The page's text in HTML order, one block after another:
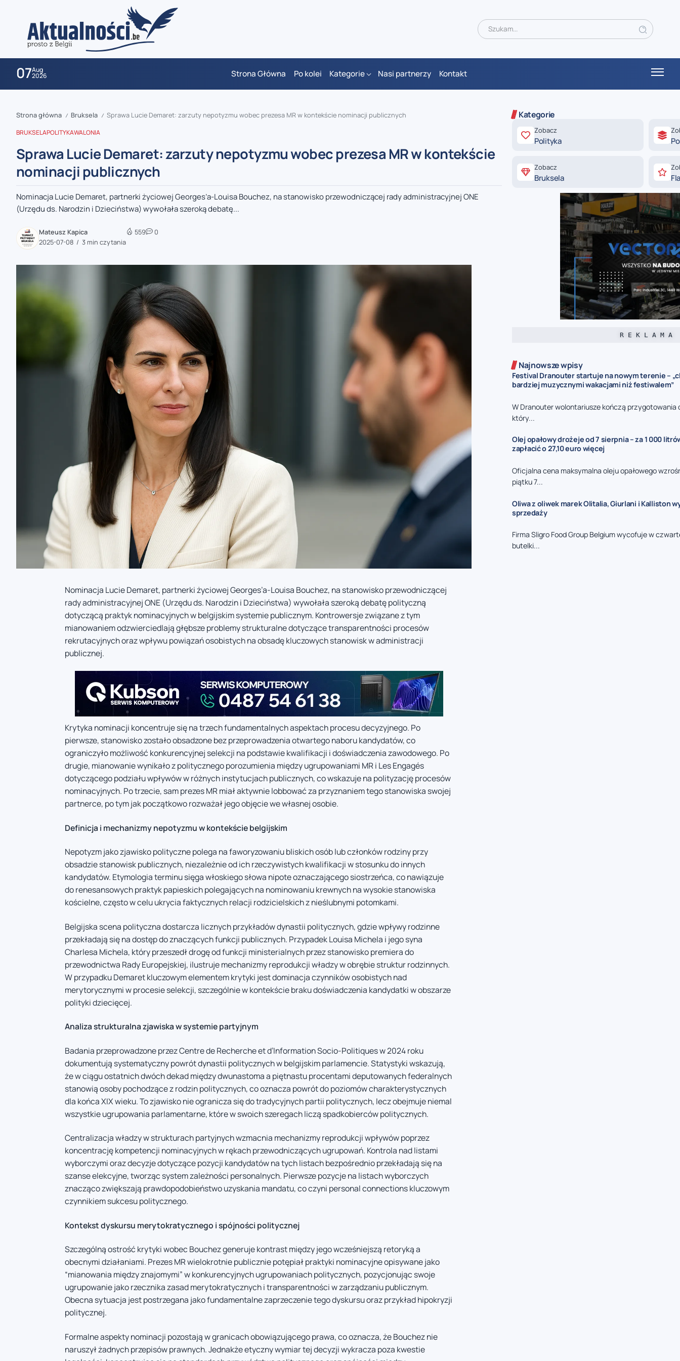
07Aug
2026 Strona Główna Po kolei Kategorie Nasi partnerzy Kontakt
zaobserwuj nas
zaobserwuj nas
zaobserwuj nas
zaobserwuj nas
Strona główna / Bruksela / Sprawa Lucie Demaret: zarzuty nepotyzmu wobec prezesa MR w kontekście nominacji publicznych
BRUKSELAPOLITYKAWALONIA
Sprawa Lucie Demaret: zarzuty nepotyzmu wobec prezesa MR w kontekście
nominacji publicznych
Nominacja Lucie Demaret, partnerki życiowej Georges’a-Louisa Bouchez, na stanowisko przewodniczącej rady administracyjnej ONE
(Urzędu ds. Narodzin i Dzieciństwa) wywołała szeroką debatę...
Mateusz Kapica
2025-07-08
3 min czytania
559 0
Nominacja Lucie Demaret, partnerki życiowej Georges’a-Louisa Bouchez, na stanowisko przewodniczącej
rady administracyjnej ONE (Urzędu ds. Narodzin i Dzieciństwa) wywołała szeroką debatę polityczną
dotyczącą praktyk nominacyjnych w belgijskim systemie publicznym. Kontrowersje związane z tym
mianowaniem odzwierciedlają głębsze problemy strukturalne dotyczące transparentności procesów
rekrutacyjnych oraz wpływu powiązań osobistych na obsadę kluczowych stanowisk w administracji
publicznej.
Krytyka nominacji koncentruje się na trzech fundamentalnych aspektach procesu decyzyjnego. Po
pierwsze, stanowisko zostało obsadzone bez przeprowadzenia otwartego naboru kandydatów, co
ograniczyło możliwość konkurencyjnej selekcji na podstawie kwalifikacji i doświadczenia zawodowego. Po
drugie, mianowanie wynikało z politycznego porozumienia między ugrupowaniami MR i Les Engagés
dotyczącego podziału wpływów w różnych instytucjach publicznych, co wskazuje na polityzację procesów
nominacyjnych. Po trzecie, sam prezes MR miał aktywnie lobbować za przyznaniem tego stanowiska swojej
partnerce, po tym jak początkowo rozważał jego objęcie we własnej osobie.
Definicja i mechanizmy nepotyzmu w kontekście belgijskim
Nepotyzm jako zjawisko polityczne polega na faworyzowaniu bliskich osób lub członków rodziny przy
obsadzie stanowisk publicznych, niezależnie od ich rzeczywistych kwalifikacji w stosunku do innych
kandydatów. Etymologia terminu sięga włoskiego słowa nipote oznaczającego siostrzeńca, co nawiązuje
do renesansowych praktyk papieskich polegających na nominowaniu krewnych na wysokie stanowiska
kościelne, często w celu ukrycia faktycznych relacji rodzicielskich z nieślubnymi potomkami.
Belgijska scena polityczna dostarcza licznych przykładów dynastii politycznych, gdzie wpływy rodzinne
przekładają się na dostęp do znaczących funkcji publicznych. Przypadek Louisa Michela i jego syna
Charlesa Michela, który przeszedł drogę od funkcji ministerialnych przez stanowisko premiera do
przewodnictwa Rady Europejskiej, ilustruje mechanizmy reprodukcji władzy w obrębie struktur rodzinnych.
W przypadku Demaret kluczowym elementem krytyki jest dominacja czynników osobistych nad
merytorycznymi w procesie selekcji, szczególnie w kontekście braku doświadczenia kandydatki w obszarze
polityki dziecięcej.
Analiza strukturalna zjawiska w systemie partyjnym
Badania przeprowadzone przez Centre de Recherche et d’Information Socio-Politiques w 2024 roku
dokumentują systematyczny powrót dynastii politycznych w belgijskim parlamencie. Statystyki wskazują,
że w ciągu ostatnich dwóch dekad między dwunastoma a piętnastu procentami deputowanych federalnych
stanowią osoby pochodzące z rodzin politycznych, co oznacza powrót do poziomów charakterystycznych
dla końca XIX wieku. To zjawisko nie ogranicza się do tradycyjnych partii politycznych, lecz obejmuje niemal
wszystkie ugrupowania parlamentarne, które w swoich szeregach liczą spadkobierców politycznych.
Centralizacja władzy w strukturach partyjnych wzmacnia mechanizmy reprodukcji wpływów poprzez
koncentrację kompetencji nominacyjnych w rękach przewodniczących ugrupowań. Kontrola nad listami
wyborczymi oraz decyzje dotyczące pozycji kandydatów na tych listach bezpośrednio przekładają się na
szanse elekcyjne, tworząc system zależności personalnych. Pierwsze pozycje na listach wyborczych
znacząco zwiększają prawdopodobieństwo uzyskania mandatu, co czyni personal connections kluczowym
czynnikiem sukcesu politycznego.
Kontekst dyskursu merytokratycznego i spójności politycznej
Szczególną ostrość krytyki wobec Bouchez generuje kontrast między jego wcześniejszą retoryką a
obecnymi działaniami. Prezes MR wielokrotnie publicznie potępiał praktyki nominacyjne opisywane jako
“mianowania między znajomymi” w konkurencyjnych ugrupowaniach politycznych, pozycjonując swoje
ugrupowanie jako rzecznika zasad merytokratycznych i transparentności w zarządzaniu publicznym.
Obecna sytuacja jest postrzegana jako fundamentalne zaprzeczenie tego dyskursu oraz przykład hipokryzji
politycznej.
Formalne aspekty nominacji pozostają w granicach obowiązującego prawa, co oznacza, że Bouchez nie
naruszył żadnych przepisów prawnych. Jednakże etyczny wymiar tej decyzji wykracza poza kwestie
Kategorie
Zobacz
Polityka
Zobacz
Bruksela
R E K L A M A
Najnowsze wpisy
Festival Dranouter startuje na nowym terenie –
bardziej muzycznymi wakacjami niż festiwalem”
W Dranouter wolontariusze kończą przygotowania
który...
Olej opałowy drożeje od 7 sierpnia – za 1 000
zapłacić o 27,10 euro więcej
Oficjalna cena maksymalna oleju opałowego
piątku 7...
Oliwa z oliwek marek Olitalia, Giurlani i Kalliston
sprzedaży
Firma Sligro Food Group Belgium wycofuje w
butelki...